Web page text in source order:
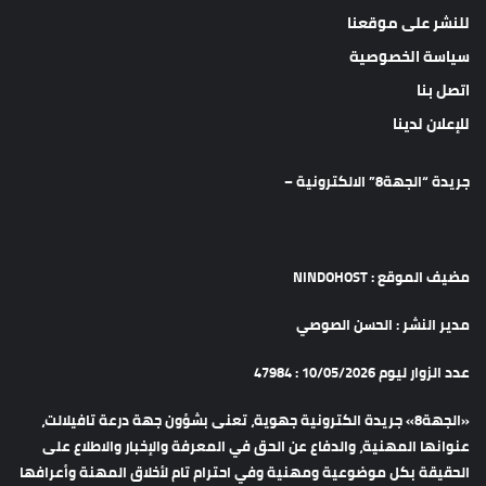
للنشر على موقعنا
سياسة الخصوصية
اتصل بنا
للإعلان لدينا
جريدة “الجهة8” الالكترونية –
مضيف الموقع : NINDOHOST
مدير النشر : الحسن الصوصي
عدد الزوار ليوم 10/05/2026 : 47984
«الجهة8» جريدة الكترونية جهوية، تعنى بشؤون جهة درعة تافيلالت،
عنوانها المهنية، والدفاع عن الحق في المعرفة والإخبار والاطلاع على
الحقيقة بكل موضوعية ومهنية وفي احترام تام لأخلاق المهنة وأعرافها